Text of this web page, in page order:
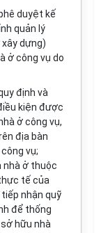
duyệt kế
quản lý
dựng)
ở công vụ do
định và
kiện được
ở công vụ,
địa bàn
vụ;
nhà ở thuộc
tế của
nhận quỹ
để thống
hữu nhà